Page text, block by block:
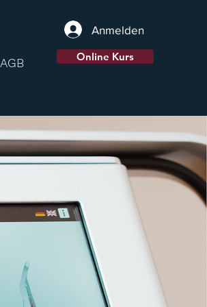
AGB
Anmelden
Online Kurs